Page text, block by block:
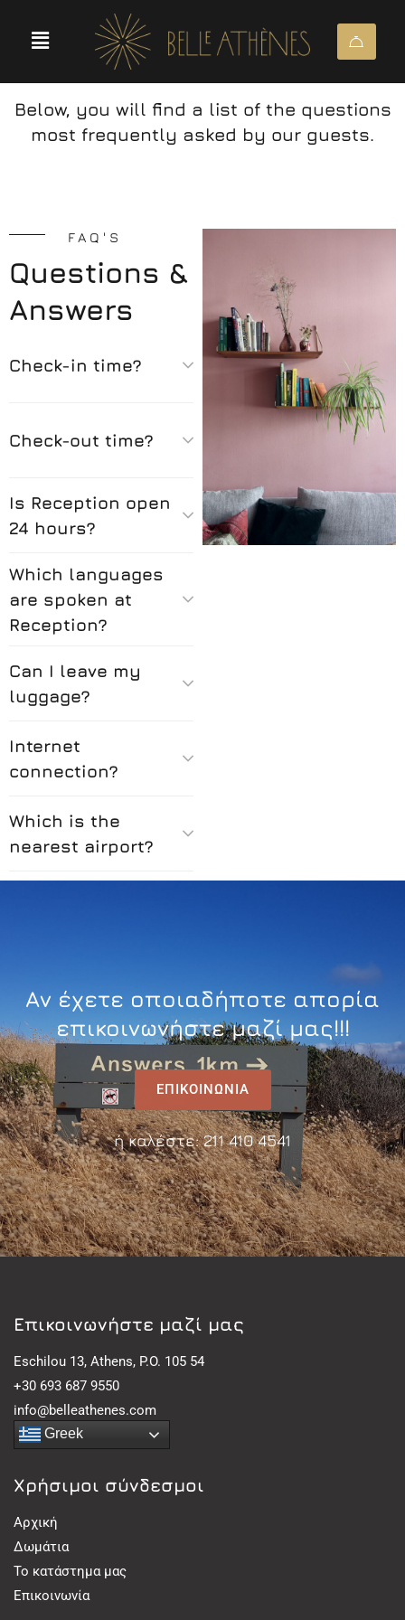
Below, you will find a list of the questions
most frequently asked by our guests.
FAQ'S
Questions &
Answers
Check-in time?
Check-out time?
Is Reception open
24 hours?
Which languages
are spoken at
Reception?
Can I leave my
luggage?
Internet
connection?
Which is the
nearest airport?
Αν έχετε οποιαδήποτε απορία
επικοινωνήστε μαζί μας!!!
ΕΠΙΚΟΙΝΩΝΙΑ
ή καλέστε: 211 410 4541
Eπικοινωνήστε μαζί μας
Eschilou 13, Athens, P.O. 105 54
+30 693 687 9550
info@belleathenes.com
Greek
Χρήσιμοι σύνδεσμοι
Αρχική
Δωμάτια
Το κατάστημα μας
Επικοινωνία